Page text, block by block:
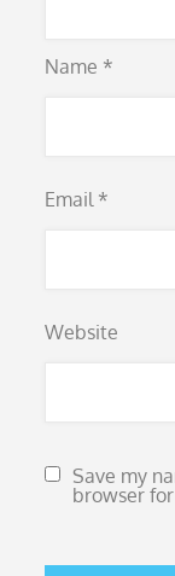
Name *
Email *
Website
Save my
browser